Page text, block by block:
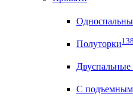
Полуторки138
Двуспальные
С